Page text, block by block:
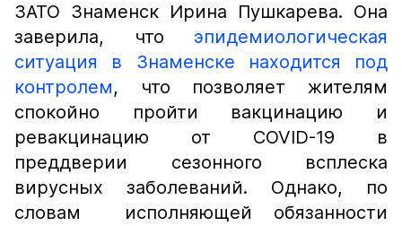
ЗАТО Знаменск Ирина Пушкарева. Она
заверила, что эпидемиологическая
ситуация в Знаменске находится под
контролем, что позволяет жителям
спокойно пройти вакцинацию и
ревакцинацию от COVID-19 в
преддверии сезонного всплеска
вирусных заболеваний. Однако, по
словам исполняющей обязанности